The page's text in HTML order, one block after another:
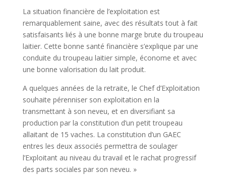
La situation financière de l’exploitation est
remarquablement saine, avec des résultats tout à fait
satisfaisants liés à une bonne marge brute du troupeau
laitier. Cette bonne santé financière s’explique par une
conduite du troupeau laitier simple, économe et avec
une bonne valorisation du lait produit.
A quelques années de la retraite, le Chef d’Exploitation
souhaite pérenniser son exploitation en la
transmettant à son neveu, et en diversifiant sa
production par la constitution d’un petit troupeau
allaitant de 15 vaches. La constitution d’un GAEC
entres les deux associés permettra de soulager
l’Exploitant au niveau du travail et le rachat progressif
des parts sociales par son neveu. »